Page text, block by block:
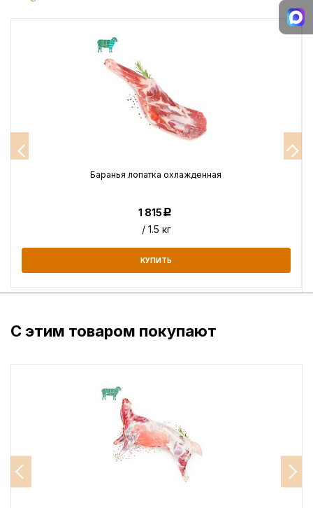
Баранья лопатка охлажденная
1 815Р
/ 1.5 кг
КУПИТЬ
С этим товаром покупают